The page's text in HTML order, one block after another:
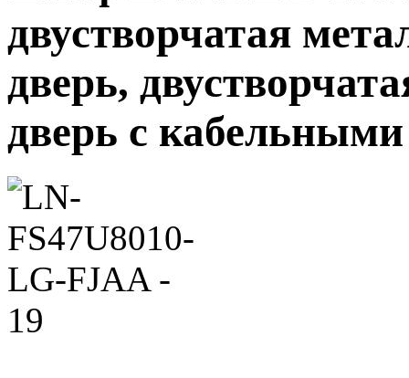
двустворчатая
дверь,
дверь с